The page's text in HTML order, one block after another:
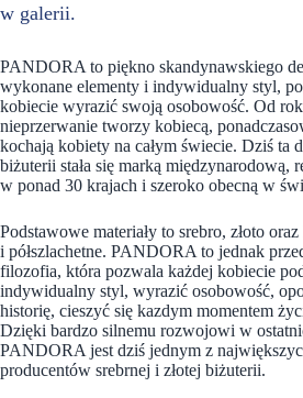
w galerii.
PANDORA to piękno skandynawskiego
wykonane elementy i indywidualny styl,
kobiecie wyrazić swoją osobowość. Od
nieprzerwanie tworzy kobiecą,
kochają kobiety na całym świecie. Dziś ta
biżuterii stała się marką międzynarodową,
w ponad 30 krajach i szeroko obecną w
Podstawowe materiały to srebro, złoto
i półszlachetne. PANDORA to jednak
filozofia, która pozwala każdej kobiecie
indywidualny styl, wyrazić osobowość,
historię, cieszyć się kazdym momentem
Dzięki bardzo silnemu rozwojowi w
PANDORA jest dziś jednym z
producentów srebrnej i złotej biżuterii.